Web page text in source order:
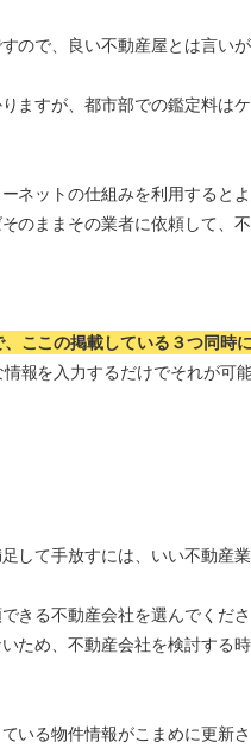
ので、良い不動産屋とは言いが
ますが、都市部での鑑定料は
ネットの仕組みを利用すると
のままその業者に依頼して、
ここの掲載している３つ同時
情報を入力するだけでそれが可
して手放すには、いい不動産
きる不動産会社を選んでくださ
ため、不動産会社を検討する
いる物件情報がこまめに更新